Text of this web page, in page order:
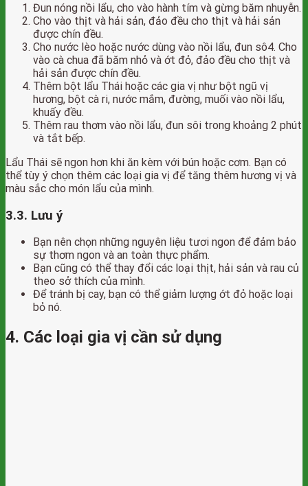
Đun nóng nồi lẩu, cho vào hành tím và gừng băm nhuyễn.
Cho vào thịt và hải sản, đảo đều cho thịt và hải sản
được chín đều.
Cho nước lèo hoặc nước dùng vào nồi lẩu, đun sô4. Cho
vào cà chua đã băm nhỏ và ớt đỏ, đảo đều cho thịt và
hải sản được chín đều.
Thêm bột lẩu Thái hoặc các gia vị như bột ngũ vị
hương, bột cà ri, nước mắm, đường, muối vào nồi lẩu,
khuấy đều.
Thêm rau thơm vào nồi lẩu, đun sôi trong khoảng 2 phút
và tắt bếp.
Lẩu Thái sẽ ngon hơn khi ăn kèm với bún hoặc cơm. Bạn có
thể tùy ý chọn thêm các loại gia vị để tăng thêm hương vị và
màu sắc cho món lẩu của mình.
3.3. Lưu ý
Bạn nên chọn những nguyên liệu tươi ngon để đảm bảo
sự thơm ngon và an toàn thực phẩm.
Bạn cũng có thể thay đổi các loại thịt, hải sản và rau củ
theo sở thích của mình.
Để tránh bị cay, bạn có thể giảm lượng ớt đỏ hoặc loại
bỏ nó.
4. Các loại gia vị cần sử dụng